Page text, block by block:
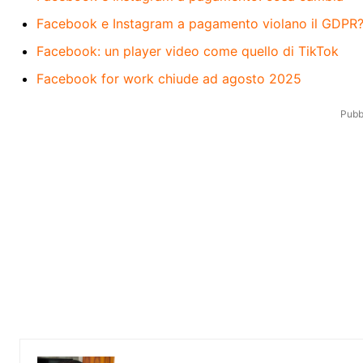
Facebook e Instagram a pagamento violano il GDPR?
Facebook: un player video come quello di TikTok
Facebook for work chiude ad agosto 2025